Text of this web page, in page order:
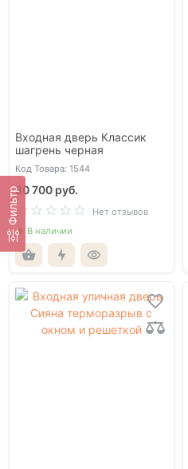
Фильтр
Входная дверь Классик
шагрень черная
Код Товара: 1544
30 700 руб.
Нет отзывов
В наличии